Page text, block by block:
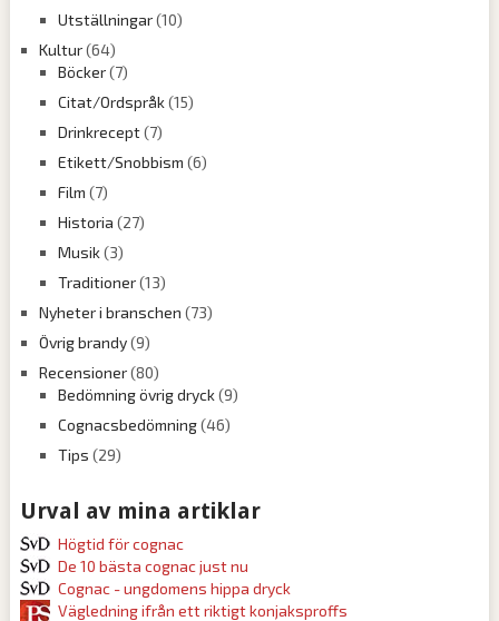
Utställningar(10)
Kultur(64)
Böcker(7)
Citat/Ordspråk(15)
Drinkrecept(7)
Etikett/Snobbism (6)
Film (7)
Historia (27)
Musik(3)
Traditioner(13)
Nyheter i branschen (73)
Övrig brandy(9)
Recensioner(80)
Bedömning övrig dryck(9)
Cognacsbedömning(46)
Tips (29)
Urval av mina artiklar
Högtid för cognac
De 10 bästa cognac just nu
Cognac - ungdomens hippa dryck
Vägledning ifrån ett riktigt konjaksproffs